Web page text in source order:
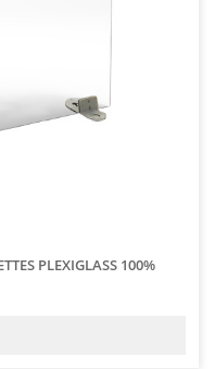
PLEXIGLASS 100%